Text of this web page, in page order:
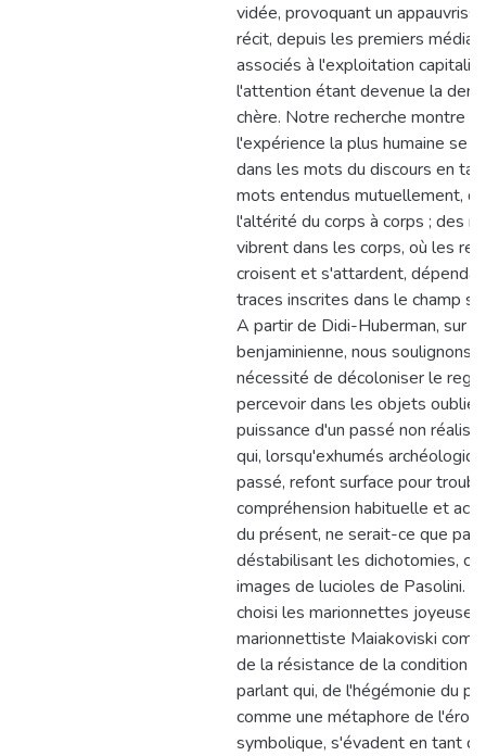
vidée, provoquant un
récit, depuis les premiers
associés à l'exploitation
l'attention étant devenue la
chère. Notre recherche montre
l'expérience la plus humaine se
dans les mots du discours en
mots entendus mutuellement,
l'altérité du corps à corps ; des
vibrent dans les corps, où les
croisent et s'attardent,
traces inscrites dans le champ
A partir de Didi-Huberman, sur
benjaminienne, nous soulignons
nécessité de décoloniser le
percevoir dans les objets
puissance d'un passé non
qui, lorsqu'exhumés
passé, refont surface pour
compréhension habituelle et
du présent, ne serait-ce que par
déstabilisant les dichotomies,
images de lucioles de Pasolini.
choisi les marionnettes
marionnettiste Maiakoviski
de la résistance de la condition
parlant qui, de l'hégémonie du
comme une métaphore de
symbolique, s'évadent en tant